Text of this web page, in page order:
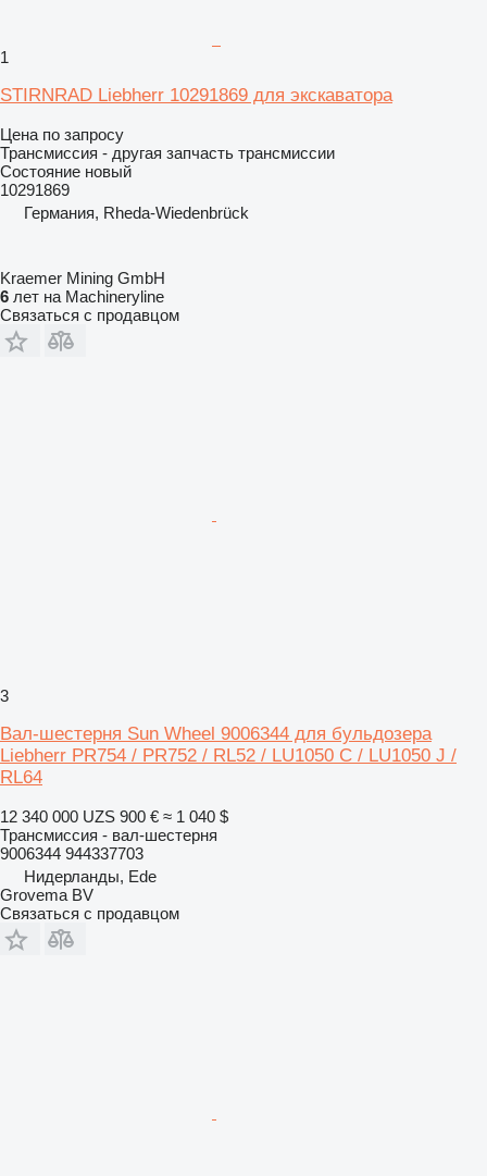
1
STIRNRAD Liebherr 10291869 для экскаватора
Цена по запросу
Трансмиссия - другая запчасть трансмиссии
Состояние новый
10291869
Германия, Rheda-Wiedenbrück
Kraemer Mining GmbH
6 лет на Machineryline
Связаться с продавцом
3
Вал-шестерня Sun Wheel 9006344 для бульдозера
Liebherr PR754 / PR752 / RL52 / LU1050 C / LU1050 J /
RL64
12 340 000 UZS 900 € ≈ 1 040 $
Трансмиссия - вал-шестерня
9006344 944337703
Нидерланды, Ede
Grovema BV
Связаться с продавцом